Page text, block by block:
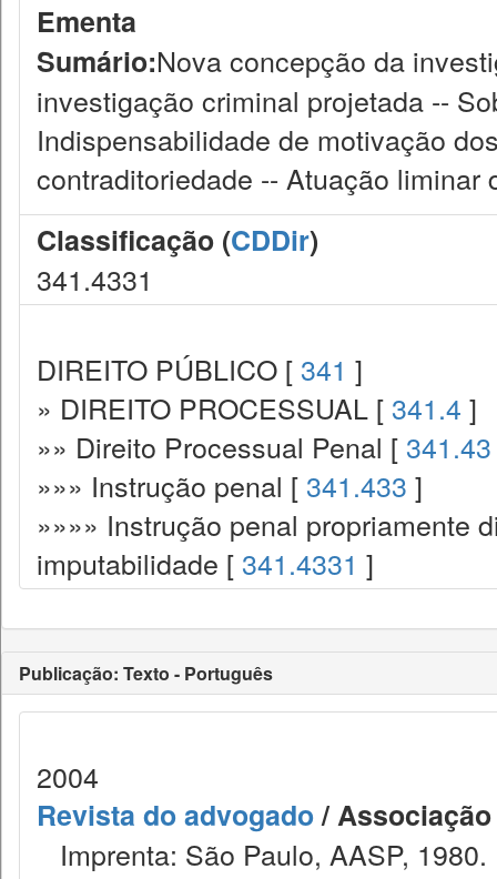
Ementa
Sumário:Nova concepção da
investigação criminal projetada --
Indispensabilidade de motivação
contraditoriedade -- Atuação liminar
Classificação (CDDir)
341.4331
DIREITO PÚBLICO [ 341 ]
» DIREITO PROCESSUAL [ 341.4 ]
»» Direito Processual Penal [ 341.43
»»» Instrução penal [ 341.433 ]
»»»» Instrução penal propriamente
imputabilidade [ 341.4331 ]
Publicação: Texto - Português
2004
Revista do advogado/
Imprenta: São Paulo, AASP, 1980.